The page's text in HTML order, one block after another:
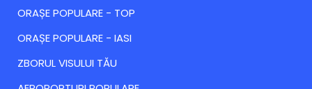
ORAȘE POPULARE - TOP
ORAȘE POPULARE - IASI
ZBORUL VISULUI TĂU